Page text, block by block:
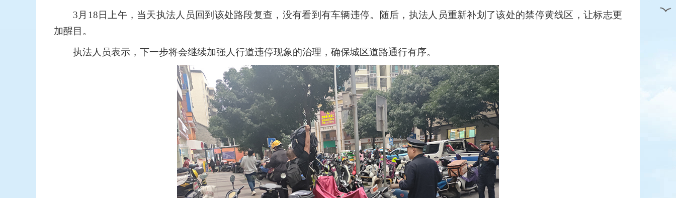
3月18日上午，当天执法人员回到该处路段复查，没有看到有车辆违停。随后，执法人员重新补划了该处的禁停黄线区，让标志更
加醒目。
执法人员表示，下一步将会继续加强人行道违停现象的治理，确保城区道路通行有序。